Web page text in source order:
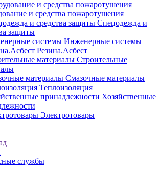
и средства пожаротушения
Спецодежда и
защиты
Инженерные системы
Резина.Асбест
Строительные
Смазочные материалы
Теплоизоляция
Хозяйственные
Электротовары
службы